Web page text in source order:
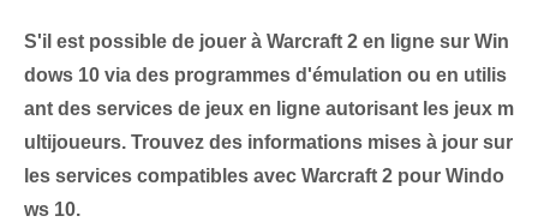
S'il est possible de jouer à Warcraft 2 en ligne sur Win
dows 10 via des programmes d'émulation ou en utilis
ant des services de jeux en ligne autorisant les jeux m
ultijoueurs. Trouvez des informations mises à jour sur
les services compatibles avec Warcraft 2 pour Windo
ws 10.